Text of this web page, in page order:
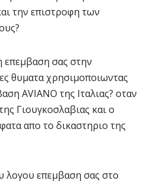
την επιστροφη των
επεμβαση σας στην
θυματα χρησιμοποιωντας
AVIANO της Ιταλιας? οταν
Γιουγκοσλαβιας και ο
απο το δικαστηριο της
λογου επεμβαση σας στο